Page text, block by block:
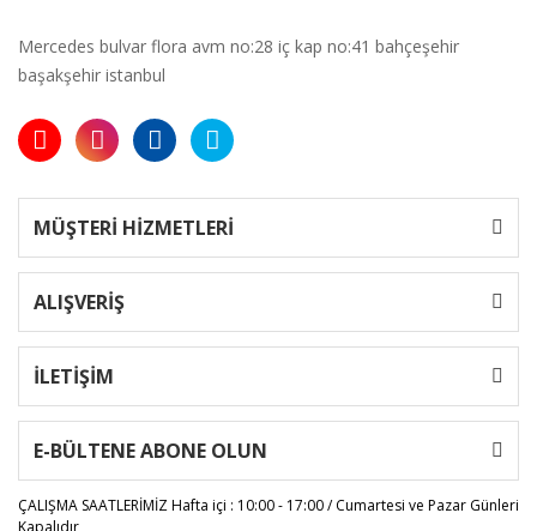
Mercedes bulvar flora avm no:28 iç kap no:41 bahçeşehir
başakşehir istanbul
MÜŞTERİ HİZMETLERİ
ALIŞVERİŞ
İLETİŞİM
E-BÜLTENE ABONE OLUN
ÇALIŞMA SAATLERİMİZHafta içi : 10:00 - 17:00 / Cumartesi ve Pazar Günleri
Kapalıdır